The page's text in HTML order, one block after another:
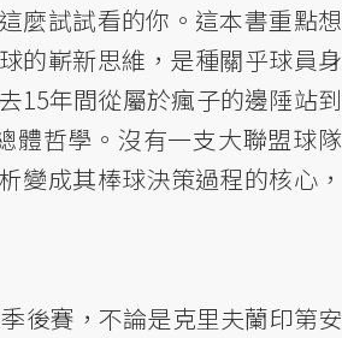
麼試試看的你。這本書重點想
的嶄新思維，是種關乎球員身
15年間從屬於瘋子的邊陲站到
體哲學。沒有一支大聯盟球隊
變成其棒球決策過程的核心，
後賽，不論是克里夫蘭印第安